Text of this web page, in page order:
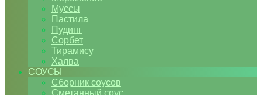
Муссы
Пастила
Пудинг
Сорбет
Тирамису
Халва
СОУСЫ
Сборник соусов
Сметанный соус